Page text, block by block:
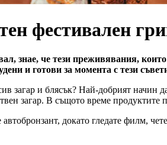
фестивален
знае, че тези преживявания,
и готови за момента с тези
загар и блясък? Най-добрият начин
загар. В същото време продуктите
докато гледате филм,